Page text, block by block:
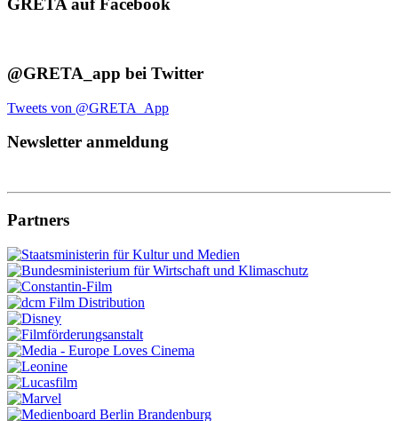
GRETA auf Facebook
@GRETA_app bei Twitter
Tweets von @GRETA_App
Newsletter anmeldung
Partners